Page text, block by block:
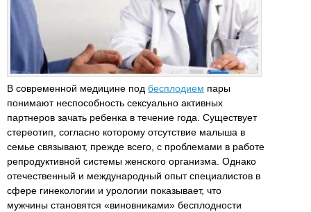
В современной медицине под бесплодием пары
понимают неспособность сексуально активных
партнеров зачать ребенка в течение года. Существует
стереотип, согласно которому отсутствие малыша в
семье связывают, прежде всего, с проблемами в работе
репродуктивной системы женского организма. Однако
отечественный и международный опыт специалистов в
сфере гинекологии и урологии показывает, что
мужчины становятся «виновниками» бесплодности